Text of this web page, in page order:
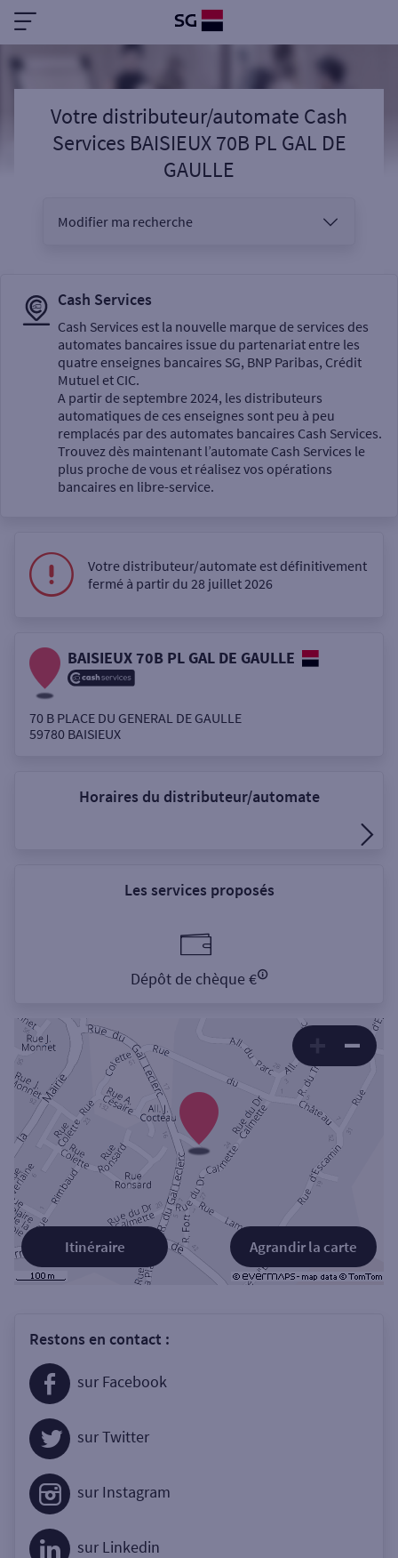
Votre distributeur/automate Cash
Services BAISIEUX 70B PL GAL DE
GAULLE
Modifier ma recherche
Sélectionnez votre recherche
Un service
Autour de moi
Ville / Code postal
Rue
Rechercher
Cash Services
Cash Services est la nouvelle marque de services des
automates bancaires issue du partenariat entre les
quatre enseignes bancaires SG, BNP Paribas, Crédit
Mutuel et CIC.
A partir de septembre 2024, les distributeurs
automatiques de ces enseignes sont peu à peu
remplacés par des automates bancaires Cash Services.
Trouvez dès maintenant l’automate Cash Services le
plus proche de vous et réalisez vos opérations
bancaires en libre-service.
Votre distributeur/automate est définitivement
fermé à partir du 28 juillet 2026
BAISIEUX 70B PL GAL DE GAULLE
70 B PLACE DU GENERAL DE GAULLE
59780 BAISIEUX
Horaires du distributeur/automate
Les services proposés
Dépôt de chèque €
Agrandir la carte
Itinéraire
Restons en contact :
sur Facebook
sur Twitter
sur Instagram
sur Linkedin